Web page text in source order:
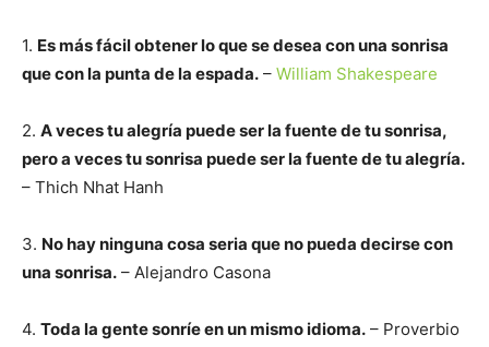
1. Es más fácil obtener lo que se desea con una sonrisa
que con la punta de la espada. – William Shakespeare
2. A veces tu alegría puede ser la fuente de tu sonrisa,
pero a veces tu sonrisa puede ser la fuente de tu alegría.
– Thich Nhat Hanh
3. No hay ninguna cosa seria que no pueda decirse con
una sonrisa. – Alejandro Casona
4. Toda la gente sonríe en un mismo idioma. – Proverbio